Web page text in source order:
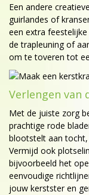
Een andere
guirlandes of
een extra
de trapleuning of
om te toveren tot
Verlengen van
Met de juiste zorg
prachtige rode
blootstelt aan tocht,
Vermijd ook
bijvoorbeeld het
eenvoudige
jouw kerstster en